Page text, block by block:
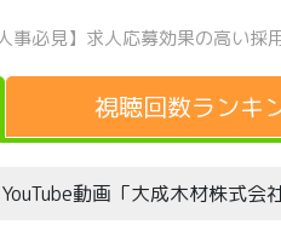
人事必見】求人応募効果の高い採
視聴回数ランキ
YouTube動画「大成木材株式